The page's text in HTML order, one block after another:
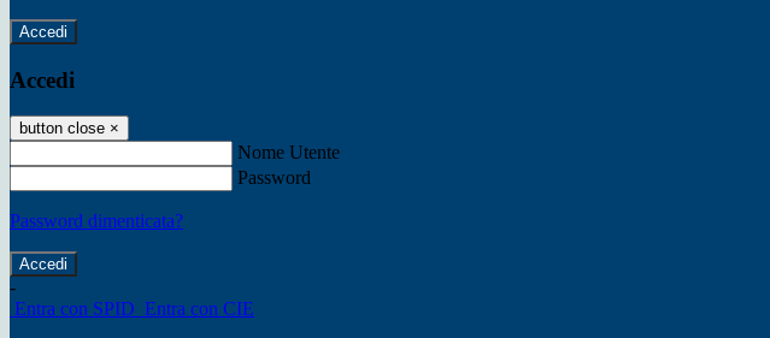
Accedi
Accedi
button close ×
Nome Utente
Password
Password dimenticata?
-
Entra con SPID Entra con CIE